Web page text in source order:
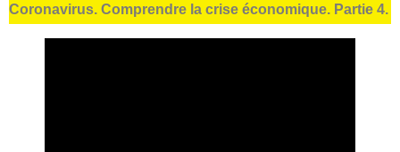
Coronavirus. Comprendre la crise économique. Partie 4.